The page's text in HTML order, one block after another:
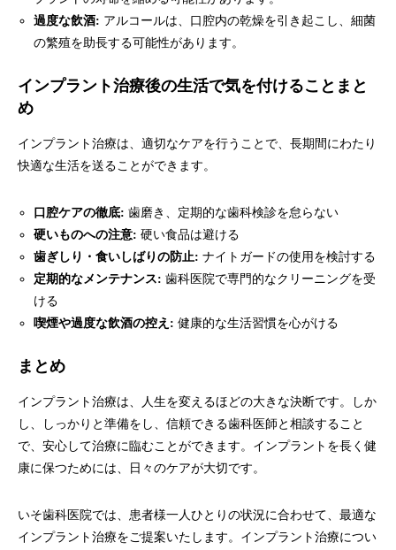
過度な飲酒: アルコールは、口腔内の乾燥を引き起こし、細菌
の繁殖を助長する可能性があります。
インプラント治療後の生活で気を付けることまと
め
インプラント治療は、適切なケアを行うことで、長期間にわたり
快適な生活を送ることができます。
口腔ケアの徹底: 歯磨き、定期的な歯科検診を怠らない
硬いものへの注意: 硬い食品は避ける
歯ぎしり・食いしばりの防止: ナイトガードの使用を検討する
定期的なメンテナンス: 歯科医院で専門的なクリーニングを受
ける
喫煙や過度な飲酒の控え: 健康的な生活習慣を心がける
まとめ
インプラント治療は、人生を変えるほどの大きな決断です。しか
し、しっかりと準備をし、信頼できる歯科医師と相談すること
で、安心して治療に臨むことができます。インプラントを長く健
康に保つためには、日々のケアが大切です。
いそ歯科医院では、患者様一人ひとりの状況に合わせて、最適な
インプラント治療をご提案いたします。インプラント治療につい